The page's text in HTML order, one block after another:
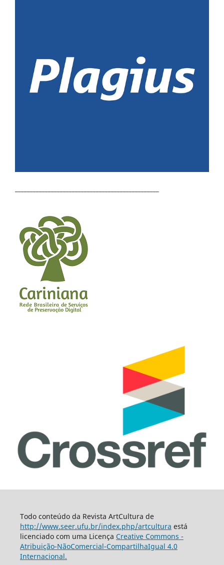
Todo conteúdo da Revista ArtCultura de
http://www.seer.ufu.br/index.php/artcultura está
licenciado com uma Licença Creative Commons -
Atribuição-NãoComercial-CompartilhaIgual 4.0
Internacional.